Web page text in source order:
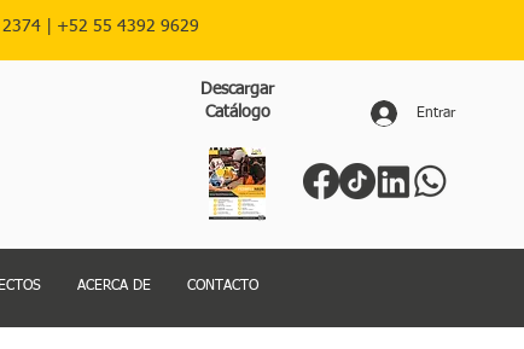
| +52 55 4392 9629
Entrar
Descargar
Catálogo
ACERCA DE CONTACTO